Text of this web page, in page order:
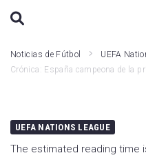
Noticias de Fútbol
UEFA
Crónica: España campeona de la
UEFA NATIONS LEAGUE
The estimated reading time